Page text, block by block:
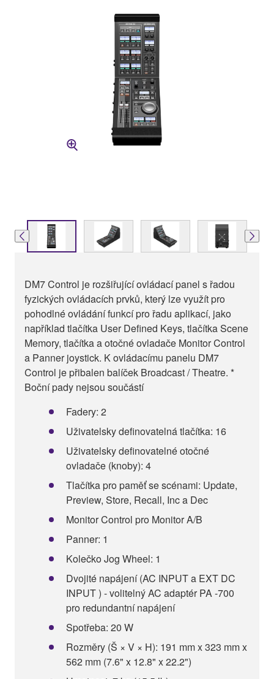
DM7 Control je rozšiřující ovládací panel s řadou
fyzických ovládacích prvků, který lze využít pro
pohodlné ovládání funkcí pro řadu aplikací, jako
například tlačítka User Defined Keys, tlačítka Scene
Memory, tlačítka a otočné ovladače Monitor Control
a Panner joystick. K ovládacímu panelu DM7
Control je přibalen balíček Broadcast / Theatre. *
Boční pady nejsou součástí
Fadery: 2
Uživatelsky definovatelná tlačítka: 16
Uživatelsky definovatelné otočné
ovladače (knoby): 4
Tlačítka pro paměť se scénami: Update,
Preview, Store, Recall, Inc a Dec
Monitor Control pro Monitor A/B
Panner: 1
Kolečko Jog Wheel: 1
Dvojité napájení (AC INPUT a EXT DC
INPUT ) - volitelný AC adaptér PA -700
pro redundantní napájení
Spotřeba: 20 W
Rozměry (Š × V × H): 191 mm x 323 mm x
562 mm (7.6" x 12.8" x 22.2")